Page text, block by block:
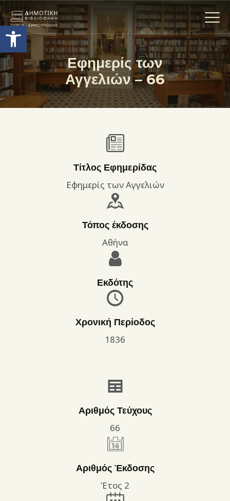
Ανοίξτε τη γραμμή εργαλείων
Εφημερίς των
Αγγελιών – 66
Η ΒΙΒΛΙΟΘΗΚΗ
ΟΙ ΣΥΛΛΟΓΈΣ
ΕΚΘΕΣΕΙΣ
ΨΗΦΙΑΚΌ ΑΡΧΕΊΟ
ΔΡΑΣΤΗΡΙΟΤΗΤΕΣ
ΕΠΙΚΟΙΝΩΝΊΑ
ΌΡΟΙ ΧΡΉΣΗΣ
Τίτλος Εφημερίδας
Εφημερίς των Αγγελιών
Τόπος έκδοσης
Αθήνα
Εκδότης
Χρονική Περίοδος
1836
Αριθμός Τεύχους
66
Αριθμός Έκδοσης
Έτος 2